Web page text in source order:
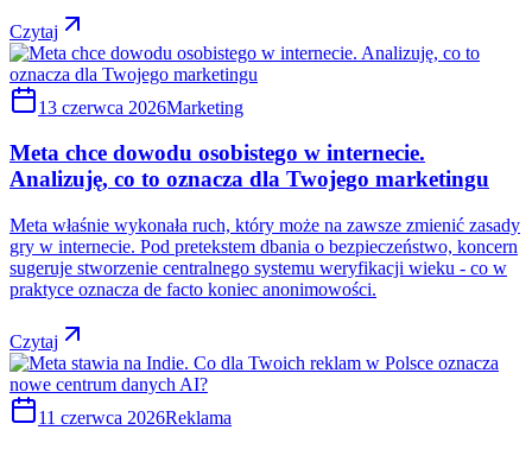
Czytaj
13 czerwca 2026Marketing
Meta chce dowodu osobistego w internecie.
Analizuję, co to oznacza dla Twojego marketingu
Meta właśnie wykonała ruch, który może na zawsze zmienić zasady
gry w internecie. Pod pretekstem dbania o bezpieczeństwo, koncern
sugeruje stworzenie centralnego systemu weryfikacji wieku - co w
praktyce oznacza de facto koniec anonimowości.
Czytaj
11 czerwca 2026Reklama